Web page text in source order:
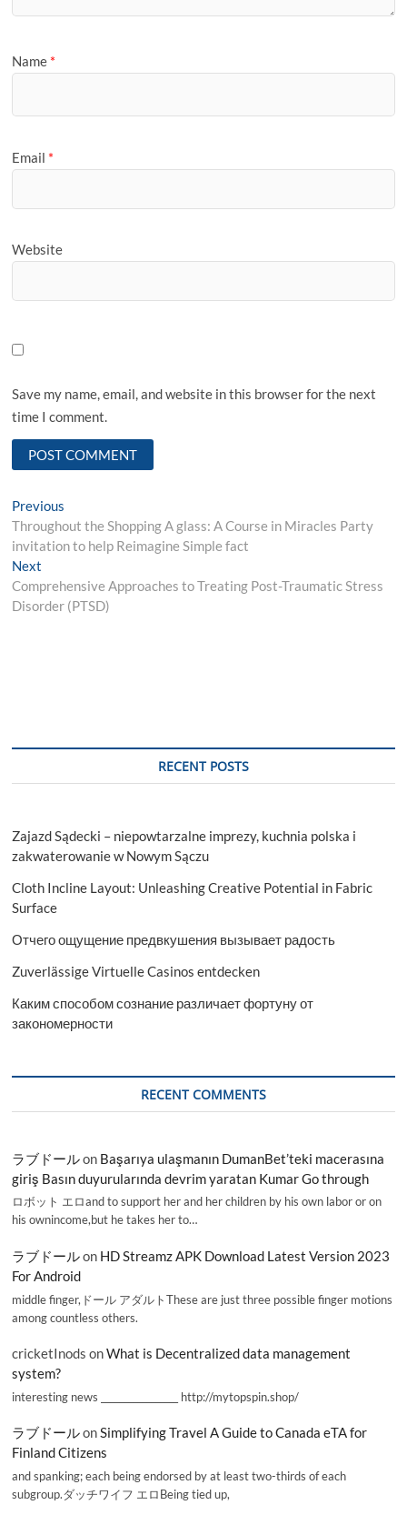
Name *
Email *
Website
Save my name, email, and website in this browser for the next
time I comment.
Post
navigation
Previous
post:
Throughout the Shopping A glass: A Course in Miracles Party
invitation to help Reimagine Simple fact
Next
post:
Comprehensive Approaches to Treating Post-Traumatic Stress
Disorder (PTSD)
RECENT POSTS
Zajazd Sądecki – niepowtarzalne imprezy, kuchnia polska i
zakwaterowanie w Nowym Sączu
Cloth Incline Layout: Unleashing Creative Potential in Fabric
Surface
Отчего ощущение предвкушения вызывает радость
Zuverlässige Virtuelle Casinos entdecken
Каким способом сознание различает фортуну от
закономерности
RECENT COMMENTS
ラブドールon Başarıya ulaşmanın DumanBet’teki macerasına
giriş Basın duyurularında devrim yaratan Kumar Go through
ロボット エロand to support her and her children by his own labor or on
his ownincome,but he takes her to…
ラブドールon HD Streamz APK Download Latest Version 2023
For Android
middle finger,ドール アダルトThese are just three possible finger motions
among countless others.
cricketInods onWhat is Decentralized data management
system?
interesting news _________________ http://mytopspin.shop/
ラブドールonSimplifying Travel A Guide to Canada eTA for
Finland Citizens
and spanking; each being endorsed by at least two-thirds of each
subgroup.ダッチワイフ エロBeing tied up,